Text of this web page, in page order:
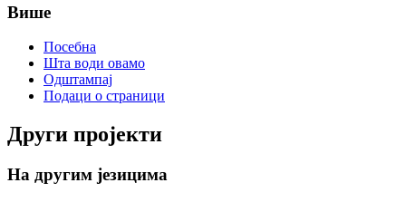
Више
Посебна
Шта води овамо
Одштампај
Подаци о страници
Други пројекти
На другим језицима